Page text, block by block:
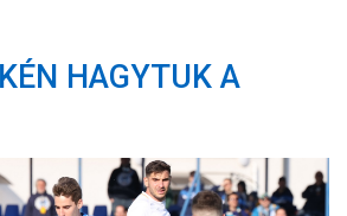
WEBSHOP
STADION
NYITÓLAP
HAGYTUK A